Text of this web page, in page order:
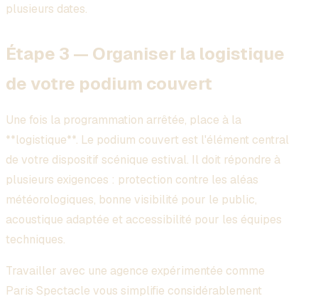
plusieurs dates.
Étape 3 — Organiser la logistique
de votre podium couvert
Une fois la programmation arrêtée, place à la
**logistique**. Le podium couvert est l'élément central
de votre dispositif scénique estival. Il doit répondre à
plusieurs exigences : protection contre les aléas
météorologiques, bonne visibilité pour le public,
acoustique adaptée et accessibilité pour les équipes
techniques.
Travailler avec une agence expérimentée comme
Paris Spectacle vous simplifie considérablement